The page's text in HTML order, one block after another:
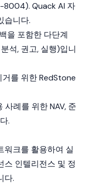
8004). Quack AI 자
습니다.
을 포함한 다단계
석, 권고, 실행)입니
거를 위한RedStone
사례를 위한 NAV, 준
.
워크를 활용하여 실
스 인텔리전스 및 정
다.